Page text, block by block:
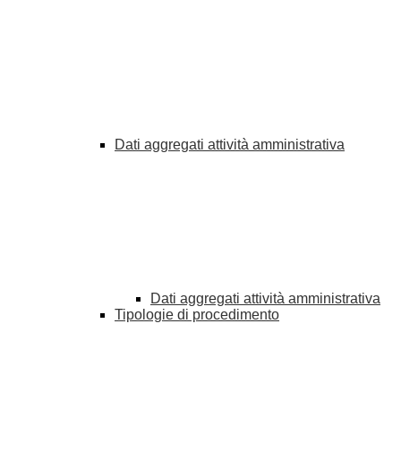
Dati aggregati attività amministrativa
Dati aggregati attività amministrativa
Tipologie di procedimento